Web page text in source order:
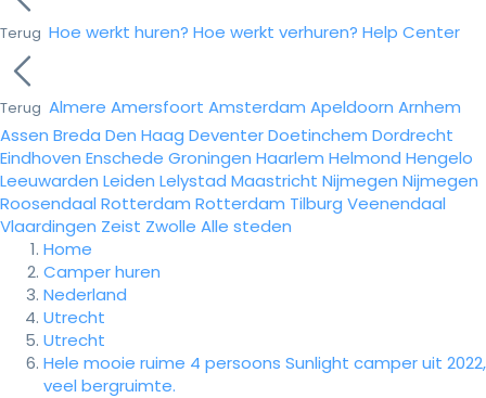
Terug Hoe werkt huren? Hoe werkt verhuren? Help Center
Terug Almere Amersfoort Amsterdam Apeldoorn Arnhem
Assen Breda Den Haag DeventerDoetinchem Dordrecht
Eindhoven Enschede Groningen Haarlem Helmond Hengelo
Leeuwarden Leiden Lelystad Maastricht Nijmegen Nijmegen
Roosendaal Rotterdam Rotterdam Tilburg Veenendaal
Vlaardingen Zeist Zwolle Alle steden
Home
Camper huren
Nederland
Utrecht
Utrecht
Hele mooie ruime 4 persoons Sunlight camper uit 2022,
veel bergruimte.